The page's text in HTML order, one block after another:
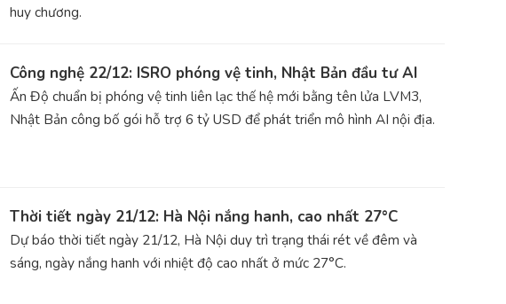
huy chương.
Công nghệ 22/12: ISRO phóng vệ tinh, Nhật Bản đầu tư AI
Ấn Độ chuẩn bị phóng vệ tinh liên lạc thế hệ mới bằng tên lửa LVM3,
Nhật Bản công bố gói hỗ trợ 6 tỷ USD để phát triển mô hình AI nội địa.
Thời tiết ngày 21/12: Hà Nội nắng hanh, cao nhất 27°C
Dự báo thời tiết ngày 21/12, Hà Nội duy trì trạng thái rét về đêm và
sáng, ngày nắng hanh với nhiệt độ cao nhất ở mức 27°C.